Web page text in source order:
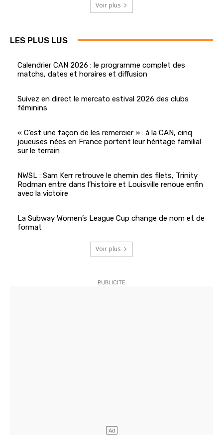
Voir plus
LES PLUS LUS
Calendrier CAN 2026 : le programme complet des
matchs, dates et horaires et diffusion
Suivez en direct le mercato estival 2026 des clubs
féminins
« C’est une façon de les remercier » : à la CAN, cinq
joueuses nées en France portent leur héritage familial
sur le terrain
NWSL : Sam Kerr retrouve le chemin des filets, Trinity
Rodman entre dans l’histoire et Louisville renoue enfin
avec la victoire
La Subway Women’s League Cup change de nom et de
format
Voir plus